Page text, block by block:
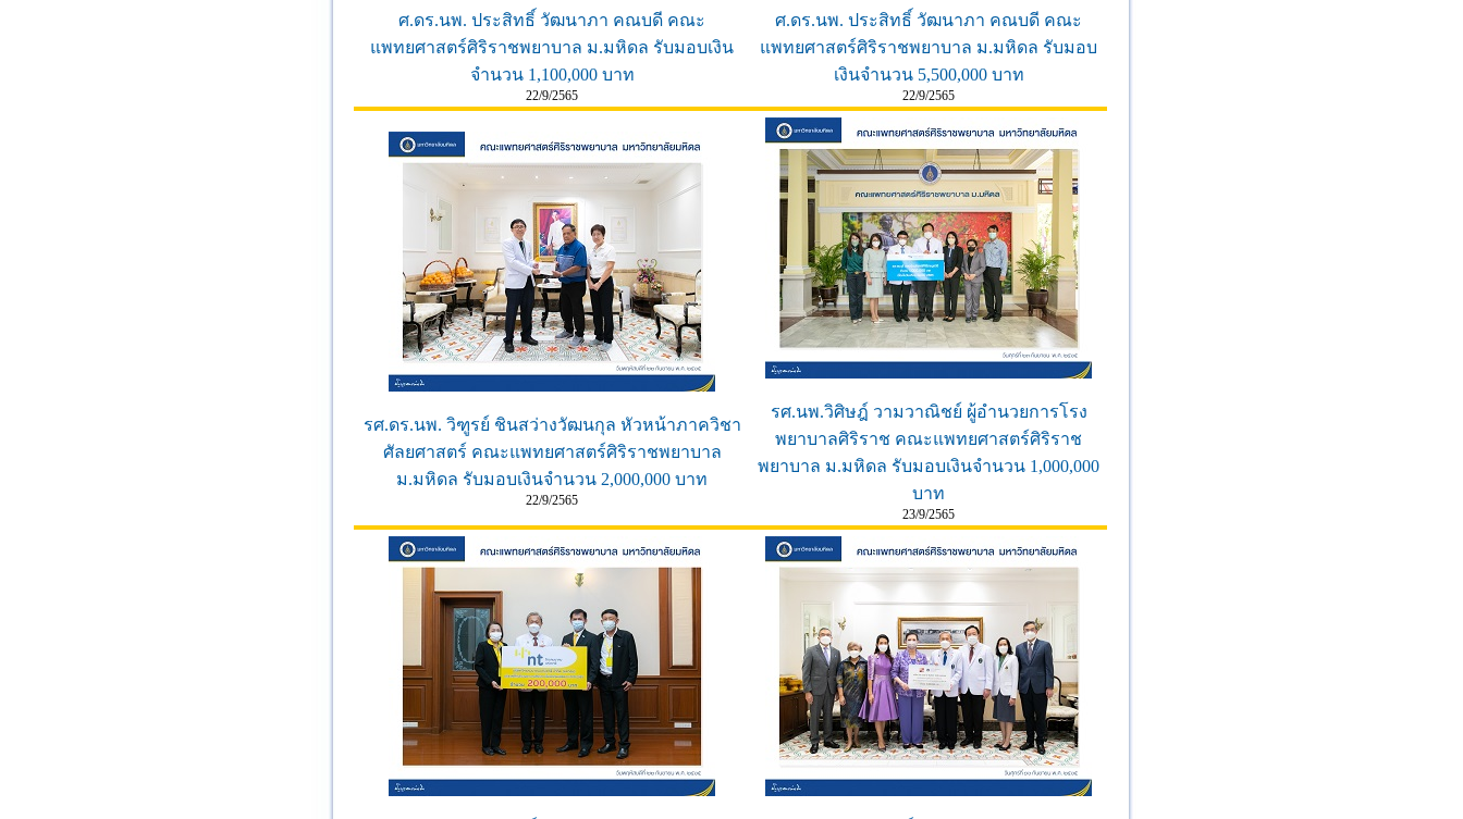
ศ.ดร.นพ. ประสิทธิ์ วัฒนาภา คณบดี คณะ
แพทยศาสตร์ศิริราชพยาบาล ม.มหิดล รับมอบเงิน
จำนวน 1,100,000 บาท
22/9/2565
ศ.ดร.นพ. ประสิทธิ์ วัฒนาภา คณบดี คณะ
แพทยศาสตร์ศิริราชพยาบาล ม.มหิดล รับมอบ
เงินจำนวน 5,500,000 บาท
22/9/2565
รศ.ดร.นพ. วิฑูรย์ ชินสว่างวัฒนกุล หัวหน้าภาควิชา
ศัลยศาสตร์ คณะแพทยศาสตร์ศิริราชพยาบาล
ม.มหิดล รับมอบเงินจำนวน 2,000,000 บาท
22/9/2565
รศ.นพ.วิศิษฎ์ วามวาณิชย์ ผู้อำนวยการโรง
พยาบาลศิริราช คณะแพทยศาสตร์ศิริราช
พยาบาล ม.มหิดล รับมอบเงินจำนวน 1,000,000
บาท
23/9/2565